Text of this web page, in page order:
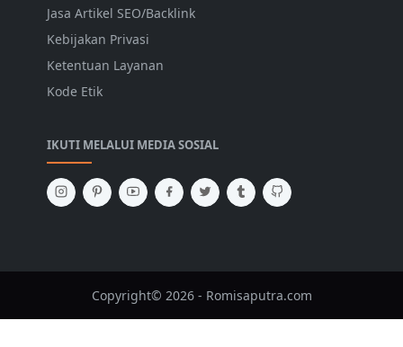
Jasa Artikel SEO/Backlink
Kebijakan Privasi
Ketentuan Layanan
Kode Etik
IKUTI MELALUI MEDIA SOSIAL
Copyright© 2026 - Romisaputra.com